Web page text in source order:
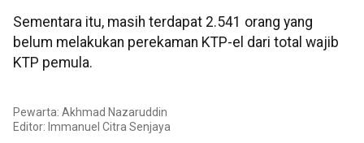
Sementara itu, masih terdapat 2.541 orang yang
belum melakukan perekaman KTP-el dari total wajib
KTP pemula.
Pewarta: Akhmad Nazaruddin
Editor: Immanuel Citra Senjaya